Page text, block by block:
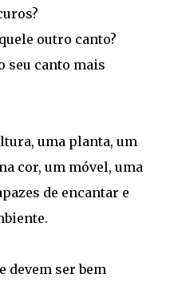
outro canto?
seu canto mais
uma planta, um
cor, um móvel, uma
de encantar e
devem ser bem